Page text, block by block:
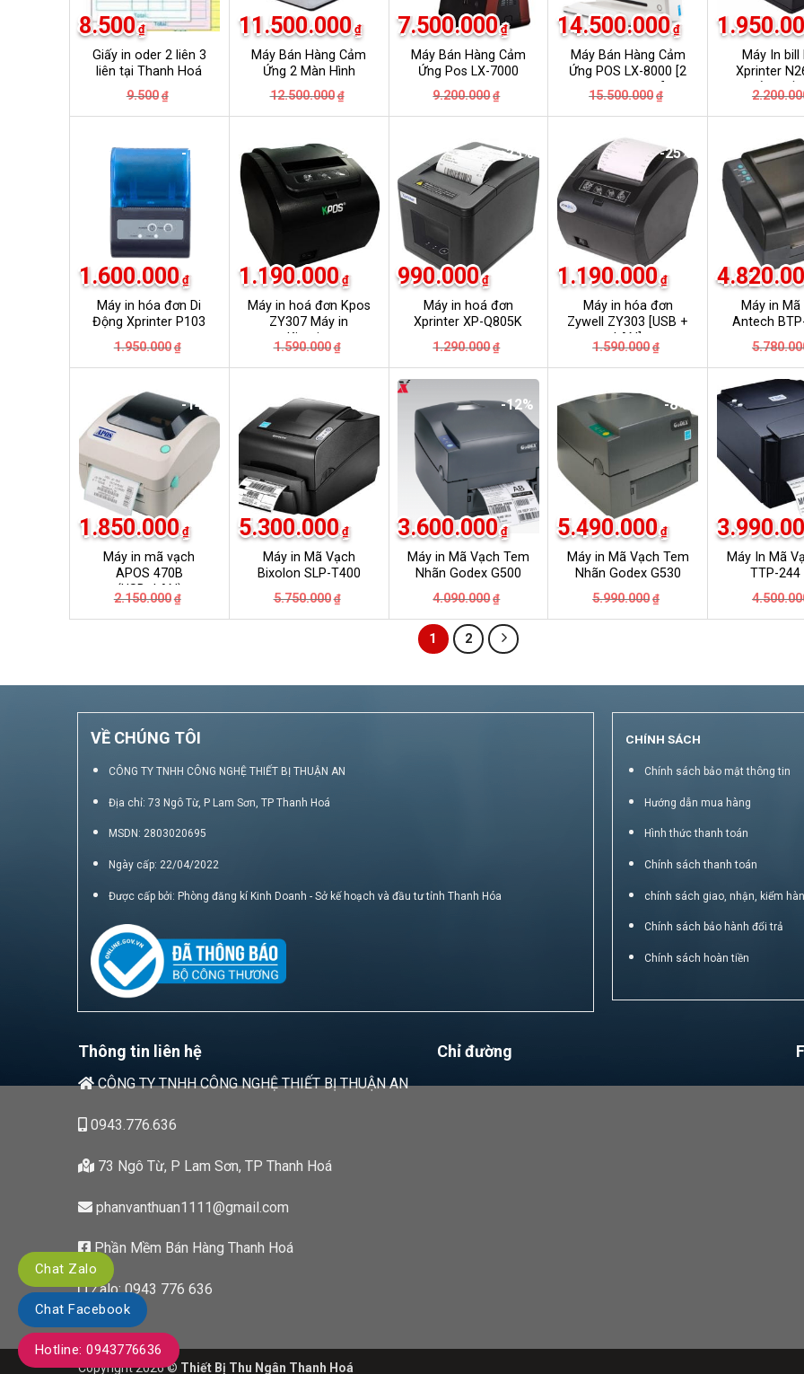
Giấy in oder 2 liên 3
liên tại Thanh Hoá
9.500 ₫
là:
8.500 ₫
tại
8.500₫.
Máy Bán Hàng Cảm
Ứng 2 Màn Hình
HBAPOS 9000
12.500.000 ₫
là:
11.500.000 ₫
tại
Máy Bán Hàng Cảm
Ứng Pos LX-7000
9.200.000 ₫
là:
7.500.000 ₫
tại
7.500.000₫.
Máy Bán Hàng Cảm
Ứng POS LX-8000 [2
màn hình i5 ]
15.500.000 ₫
là:
14.500.000 ₫
tại
14.500.000₫.
Máy In bill
Xprinter
cổng kết
-18%
Máy in hóa đơn Di
Động Xprinter P103
1.950.000 ₫
là:
1.600.000 ₫
tại
-25%
Máy in hoá đơn Kpos
ZY307 Máy in
Kiotviet
1.590.000 ₫
là:
1.590.000₫.
1.190.000 ₫
tại
1.190.000₫.
-23%
Máy in hoá đơn
Xprinter XP-Q805K
1.290.000 ₫
là:
1.290.000₫.
990.000 ₫
tại
là:
990.000₫.
-25%
Máy in hóa đơn
Zywell ZY303 [USB +
LAN]
1.590.000 ₫
là:
1.190.000 ₫
tại
1.190.000₫.
Máy in Mã
Antech
-14%
Máy in mã vạch
APOS 470B
(USB+LAN)
2.150.000 ₫
là:
1.850.000 ₫
tại
-8%
Máy in Mã Vạch
Bixolon SLP-T400
5.750.000 ₫
là:
5.300.000 ₫
tại
-12%
Máy in Mã Vạch Tem
Nhãn Godex G500
4.090.000 ₫
là:
4.090.000₫.
3.600.000 ₫
tại
là:
3.600.000₫.
-8%
Máy in Mã Vạch Tem
Nhãn Godex G530
5.990.000 ₫
là:
5.490.000 ₫
tại
Máy In Mã
TTP-244
1 2
VỀ CHÚNG TÔI
CÔNG TY TNHH CÔNG NGHỆ THIẾT BỊ THUẬN AN
Địa chỉ: 73 Ngô Từ, P Lam Sơn, TP Thanh Hoá
MSDN: 2803020695
Ngày cấp: 22/04/2022
Được cấp bởi: Phòng đăng kí Kinh Doanh - Sở kế hoạch và đầu tư tỉnh Thanh Hóa
CHÍNH SÁCH
Chính sách bảo mật thông tin
Hướng dẫn mua hàng
Hình thức thanh toán
Chính sách thanh toán
chính sách giao, nhận, kiểm
Chính sách bảo hành đổi trả
Chính sách hoàn tiền
Thông tin liên hệ
CÔNG TY TNHH CÔNG NGHỆ THIẾT BỊ THUẬN AN
0943.776.636
73 Ngô Từ, P Lam Sơn, TP Thanh Hoá
phanvanthuan1111@gmail.com
Phần Mềm Bán Hàng Thanh Hoá
Zalo: 0943 776 636
Chỉ đường
Copyright 2026 © Thiết Bị Thu Ngân Thanh Hoá
Chat Zalo
Chat Facebook
Hotline: 0943776636